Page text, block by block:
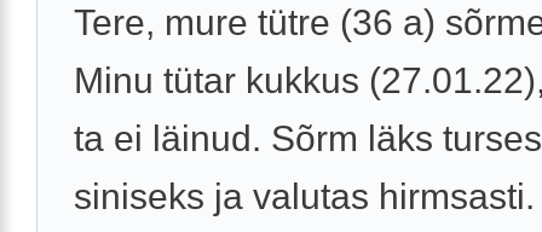
Tere, mure tütre (36 a)
Minu tütar kukkus
ta ei läinud. Sõrm läks
siniseks ja valutas